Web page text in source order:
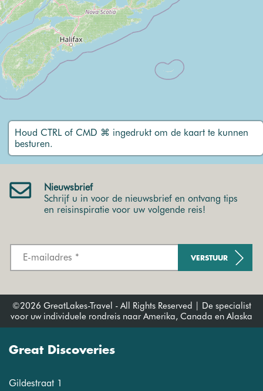
Houd CTRL of CMD ⌘ ingedrukt om de kaart te kunnen
besturen.
Nieuwsbrief
Schrijf u in voor de nieuwsbrief en ontvang tips
en reisinspiratie voor uw volgende reis!
VERSTUUR
©2026 GreatLakes-Travel - All Rights Reserved | De specialist
voor uw individuele rondreis naar Amerika, Canada en Alaska
Great Discoveries
Gildestraat 1